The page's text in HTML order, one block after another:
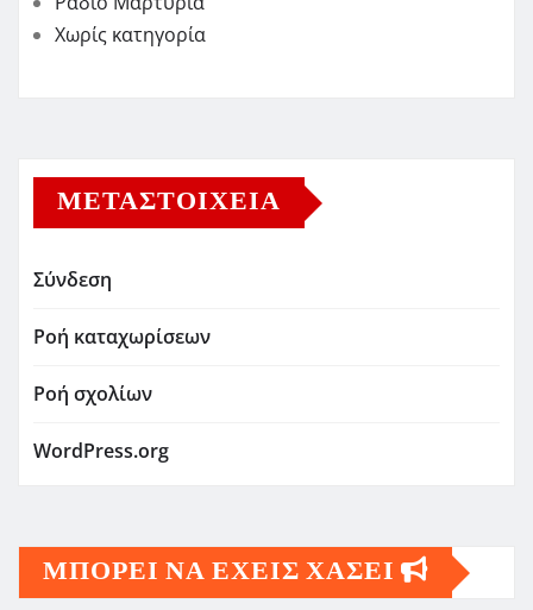
Χωρίς κατηγορία
ΜΕΤΑΣΤΟΙΧΕΊΑ
Σύνδεση
Ροή καταχωρίσεων
Ροή σχολίων
WordPress.org
ΜΠΟΡΕΙ ΝΑ ΕΧΕΙΣ ΧΑΣΕΙ